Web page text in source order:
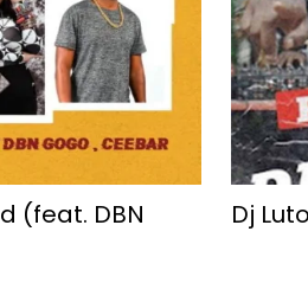
(feat. DBN Dj